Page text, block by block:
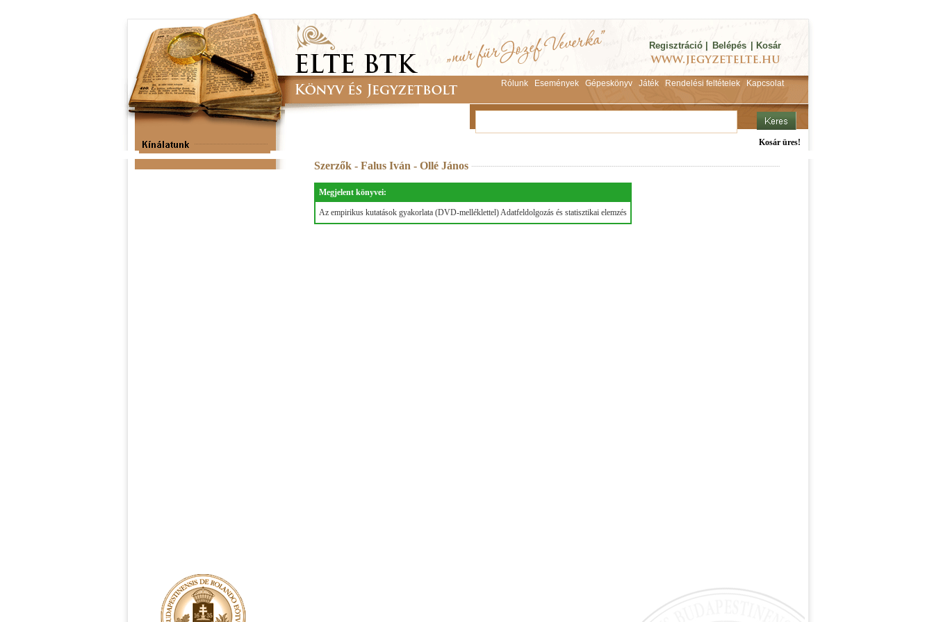
Regisztráció Belépés Kosár
Rólunk Események Gépeskönyv Játék Rendelési feltételek Kapcsolat
Kosár üres!
Szerzők - Falus Iván - Ollé János
Megjelent könyvei:
Az empirikus kutatások gyakorlata (DVD-melléklettel) Adatfeldolgozás és statisztikai elemzés